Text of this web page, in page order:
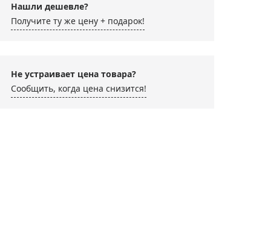
Нашли дешевле?
Получите ту же цену + подарок!
Не устраивает цена товара?
Сообщить, когда цена снизится!